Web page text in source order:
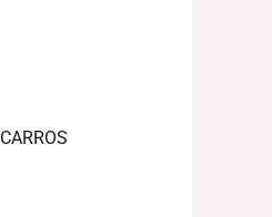
CARROS